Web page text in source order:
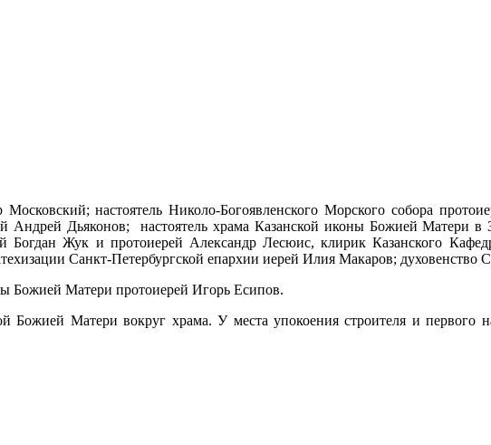
настоятель Николо-Богоявленского Морского собора
Андрей Дьяконов; настоятель храма Казанской иконы Божией Матери в
Жук и протоиерей Александр Лесюис, клирик Казанского
Санкт-Петербургской епархии иерей Илия Макаров; духовенство
Божией Матери протоиерей Игорь Есипов.
Матери вокруг храма. У места упокоения строителя и первого